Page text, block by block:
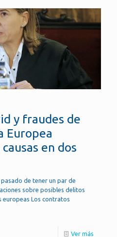
y fraudes de
Europea
en dos
de tener un par de
sobre posibles delitos
europeas Los contratos
Ver más